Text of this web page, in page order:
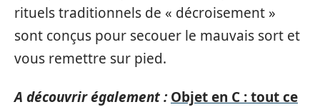
rituels traditionnels de « décroisement »
sont conçus pour secouer le mauvais sort et
vous remettre sur pied.
A découvrir également : Objet en C : tout ce